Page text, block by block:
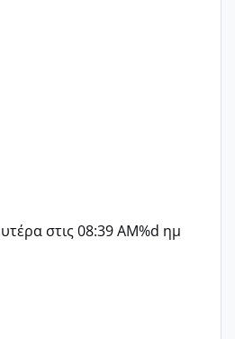
στις 08:39 AM%d ημ